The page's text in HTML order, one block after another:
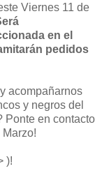
Viernes 11 de
en el
pedidos
acompañarnos
y negros del
Ponte en contacto
)!